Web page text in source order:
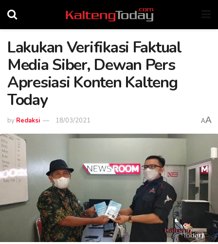
Lakukan Verifikasi Faktual
Media Siber, Dewan Pers
Apresiasi Konten Kalteng
Today
by Redaksi 18/03/2021 AA